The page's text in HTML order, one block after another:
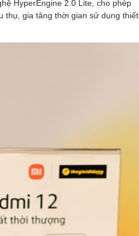
HyperEngine 2.0 Lite, cho phép
thụ, gia tăng thời gian sử dụng thiết